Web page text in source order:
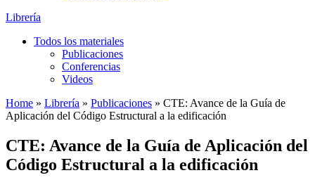
Librería
Todos los materiales
Publicaciones
Conferencias
Videos
Home » Librería » Publicaciones » CTE: Avance de la Guía de
Aplicación del Código Estructural a la edificación
CTE: Avance de la Guía de Aplicación del
Código Estructural a la edificación